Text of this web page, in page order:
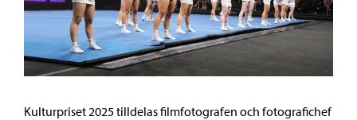
Kulturpriset 2025 tilldelas filmfotografen och fotografichef